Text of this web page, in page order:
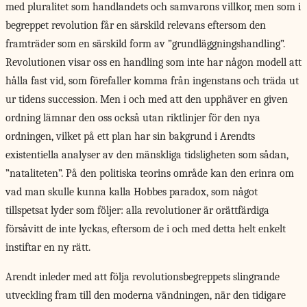
med pluralitet som handlandets och samvarons villkor, men som i
begreppet revolution får en särskild relevans eftersom den
framträder som en särskild form av ”grundläggningshandling”.
Revolutionen visar oss en handling som inte har någon modell att
hålla fast vid, som förefaller komma från ingenstans och träda ut
ur tidens succession. Men i och med att den upphäver en given
ordning lämnar den oss också utan riktlinjer för den nya
ordningen, vilket på ett plan har sin bakgrund i Arendts
existentiella analyser av den mänskliga tidsligheten som sådan,
”nataliteten”. På den politiska teorins område kan den erinra om
vad man skulle kunna kalla Hobbes paradox, som något
tillspetsat lyder som följer: alla revolutioner är orättfärdiga
försåvitt de inte lyckas, eftersom de i och med detta helt enkelt
instiftar en ny rätt.
Arendt inleder med att följa revolutionsbegreppets slingrande
utveckling fram till den moderna vändningen, när den tidigare